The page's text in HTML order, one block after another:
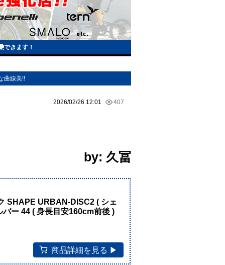
きます！
曲線美!!
2026/02/26 12:01 407
by: 久冨
SHAPE URBAN-DISC2 ( シェ
ー 44 ( 身長目安160cm前後 )
商品詳細を見る ▶︎